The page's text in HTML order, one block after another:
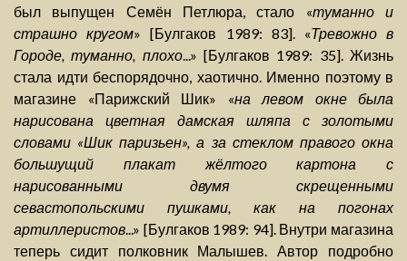
был выпущен Семён Петлюра, стало «туманно и
страшно кругом» [Булгаков 1989: 83]. «Тревожно в
Городе, туманно, плохо...» [Булгаков 1989: 35]. Жизнь
стала идти беспорядочно, хаотично. Именно поэтому в
магазине «Парижский Шик» «на левом окне была
нарисована цветная дамская шляпа с золотыми
словами «Шик паризьен», а за стеклом правого окна
большущий плакат жёлтого картона с
нарисованными двумя скрещенными
севастопольскими пушками, как на погонах
артиллеристов...» [Булгаков 1989: 94]. Внутри магазина
теперь сидит полковник Малышев. Автор подробно